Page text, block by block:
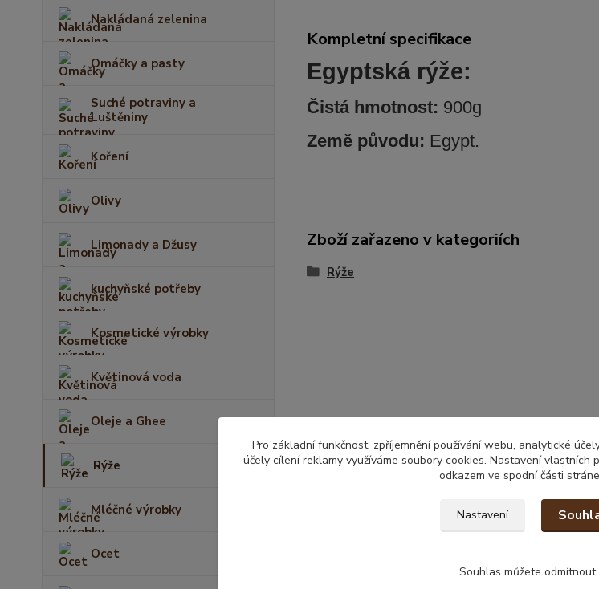
Nakládaná zelenina
Omáčky a pasty
Suché potraviny a
Luštěniny
Koření
Olivy
Limonady a Džusy
kuchyňské potřeby
Kosmetické výrobky
Květinová voda
Oleje a Ghee
Rýže
Mléčné výrobky
Ocet
Kompletní specifikace
Egyptská rýže:
Čistá hmotnost: 900g
Země původu: Egypt.
Zboží zařazeno v kategoriích
Rýže
Pro základní funkčnost, zpříjemnění používání webu, analytické
účely cílení reklamy využíváme soubory cookies. Nastavení vlastních
odkazem ve spodní části
Nastavení
Souhlas můžete odmítnout